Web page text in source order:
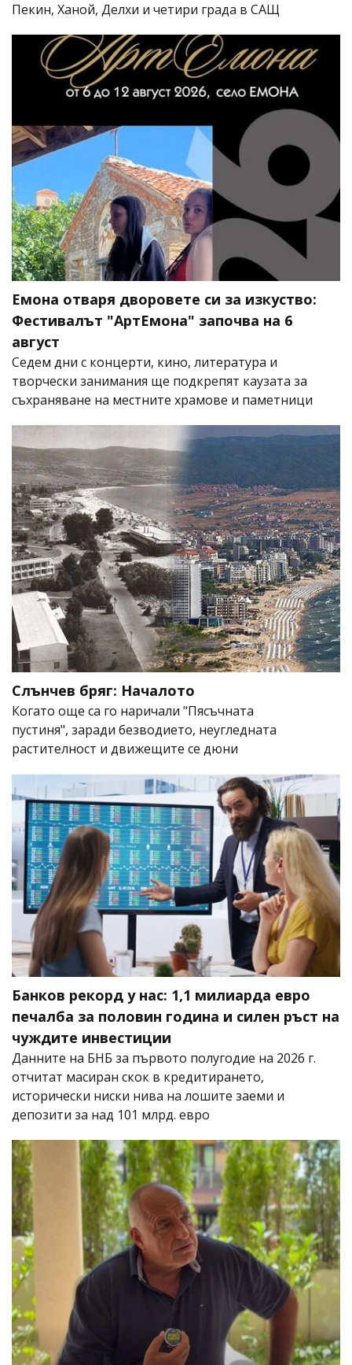
Пекин, Ханой, Делхи и четири града в САЩ
Емона отваря дворовете си за изкуство:
Фестивалът "АртЕмона" започва на 6
август
Седем дни с концерти, кино, литература и
творчески занимания ще подкрепят каузата за
съхраняване на местните храмове и паметници
Слънчев бряг: Началото
Когато още са го наричали "Пясъчната
пустиня", заради безводието, неугледната
растителност и движещите се дюни
Банков рекорд у нас: 1,1 милиарда евро
печалба за половин година и силен ръст на
чуждите инвестиции
Данните на БНБ за първото полугодие на 2026 г.
отчитат масиран скок в кредитирането,
исторически ниски нива на лошите заеми и
депозити за над 101 млрд. евро